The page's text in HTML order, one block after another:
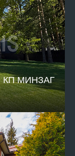
КП МИНЗАГ